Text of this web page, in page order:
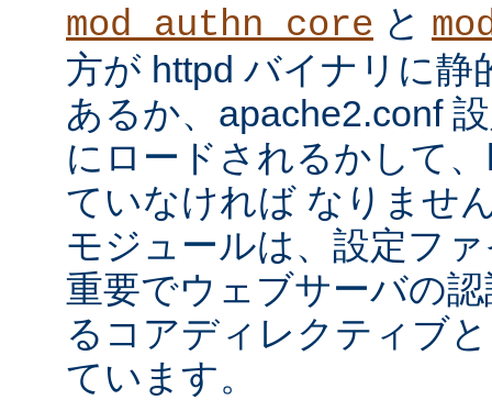
mod_authn_core と
方が httpd バイナリに静
あるか、apache2.conf
にロードされるかして
ていなければ なりませ
モジュールは、設定フ
重要でウェブサーバの
るコアディレクティブ
ています。